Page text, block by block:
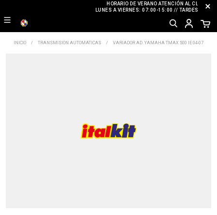
INICIO TRANSMISION AUTOMATICAS VARIADOR AD. YAMAHA TMAX 500 IE 04-07
HORARIO DE VERANO ATENCIÓN AL CLIENTE
LUNES A VIERNES: 07:00-15:00 // TARDES: